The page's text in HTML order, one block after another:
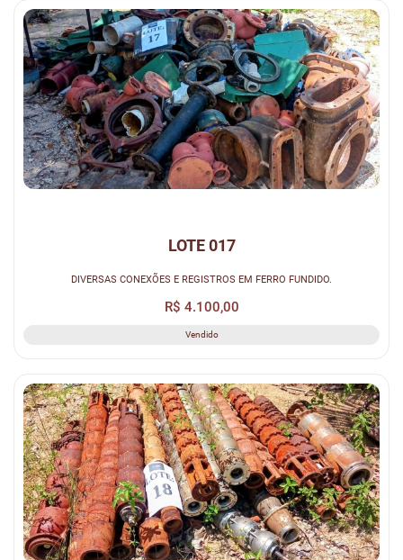
LOTE 017
DIVERSAS CONEXÕES E REGISTROS EM FERRO FUNDIDO.
R$ 4.100,00
Vendido